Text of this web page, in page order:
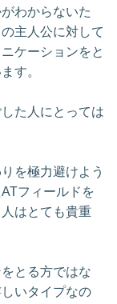
わからないた
主人公に対して
ケーションをと
す。
た人にとっては
を極力避けよう
フィールドを
はとても貴重
とる方ではな
いタイプなの